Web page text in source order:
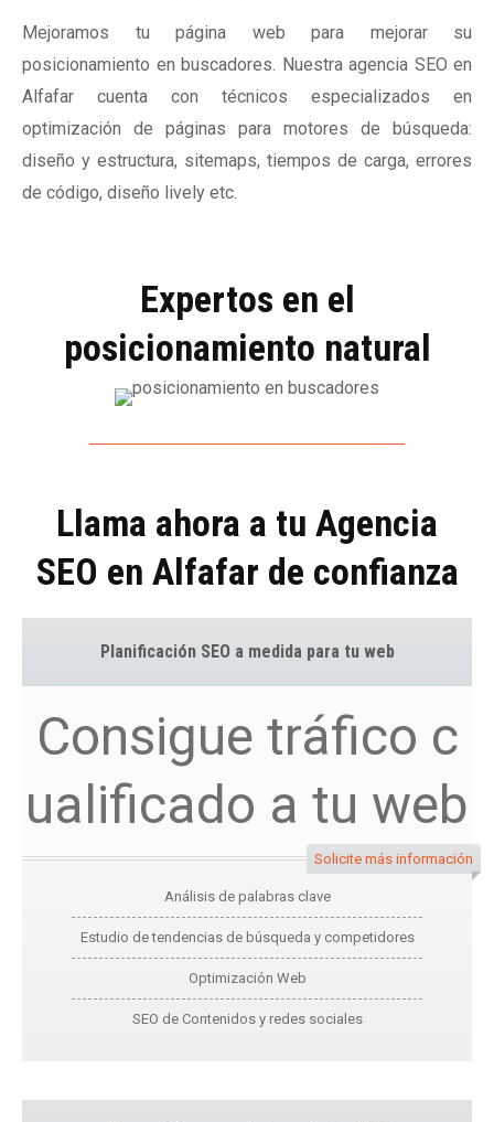
Mejoramos tu página web para mejorar su
posicionamiento en buscadores. Nuestra agencia SEO en
Alfafar cuenta con técnicos especializados en
optimización de páginas para motores de búsqueda:
diseño y estructura, sitemaps, tiempos de carga, errores
de código, diseño lively etc.
Expertos en el
posicionamiento natural
Llama ahora a tu Agencia
SEO en Alfafar de confianza
Planificación SEO a medida para tu web
Consigue tráfico c
ualificado a tu web
Solicite más información
Análisis de palabras clave
Estudio de tendencias de búsqueda y competidores
Optimización Web
SEO de Contenidos y redes sociales